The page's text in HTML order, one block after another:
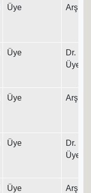
Üye Arş.
Üye
Dr.
Üyesi
Üye Arş.
Üye
Dr.
Üyesi
Üye Arş.